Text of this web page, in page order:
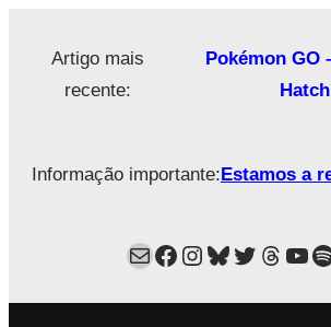
Artigo mais
recente:
Pokémon GO
Informação importante:Estamos a
MailFacebook
Instagram
Bluesky
Twitter
Estamos no